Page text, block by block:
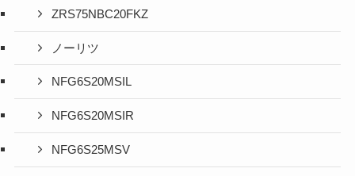
ZRS75NBC20FKZ
ノーリツ
NFG6S20MSIL
NFG6S20MSIR
NFG6S25MSV